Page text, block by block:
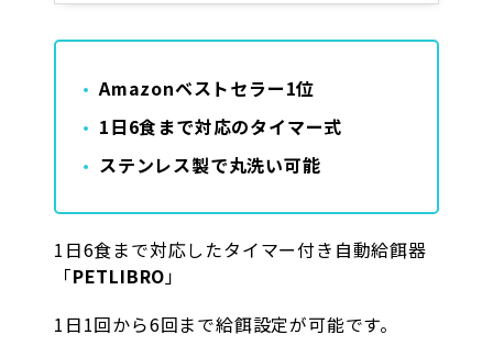
Amazonベストセラー1位
1日6食まで対応のタイマー式
ステンレス製で丸洗い可能
1日6食まで対応したタイマー付き自動給餌器
「PETLIBRO 」
1日1回から6回まで給餌設定が可能です。